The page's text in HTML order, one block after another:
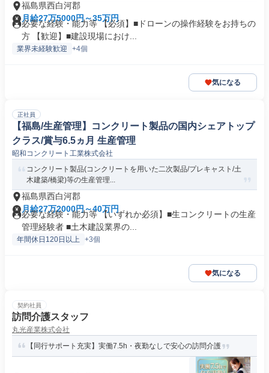
福島県西白河郡
月給27万5000円～35万円
必要な経験・能力等 【必須】■ドローンの操作経験をお持ちの
方 【歓迎】■建設現場におけ...
業界未経験歓迎 +4個
気になる
正社員
【福島/生産管理】コンクリート製品の国内シェアトップ
クラス/賞与6.5ヵ月 生産管理
昭和コンクリート工業株式会社
コンクリート製品(コンクリートを用いた二次製品/プレキャスト/土
木建築/橋梁)等の生産管理...
福島県西白河郡
月給27万2000円～40万円
必要な経験・能力等 【いずれか必須】■生コンクリートの生産
管理経験者 ■土木建設業界の...
年間休日120日以上 +3個
気になる
契約社員
訪問介護スタッフ
丸光産業株式会社
【同行サポート充実】実働7.5h・夜勤なしで安心の訪問介護